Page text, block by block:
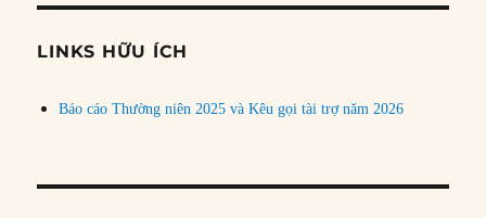
đề
LINKS HỮU ÍCH
Báo cáo Thường niên 2025 và Kêu gọi tài trợ năm 2026